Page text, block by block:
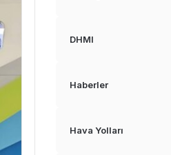
DHMI
Haberler
Hava Yolları